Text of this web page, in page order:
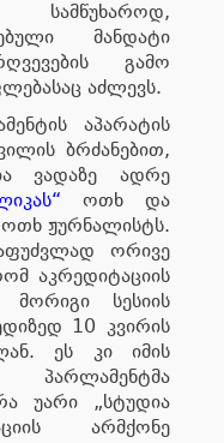
სამწუხაროდ,
მანდატი
გამო
აძლევს.
აპარატის
ბრძანებით,
ვადაზე ადრე
ოთხ და
ოთხ ჟურნალისტს.
ორივე
აკრედიტაციის
მორიგი სესიის
10 კვირის
ეს კი იმის
უარი „სტუდია
არმქონე